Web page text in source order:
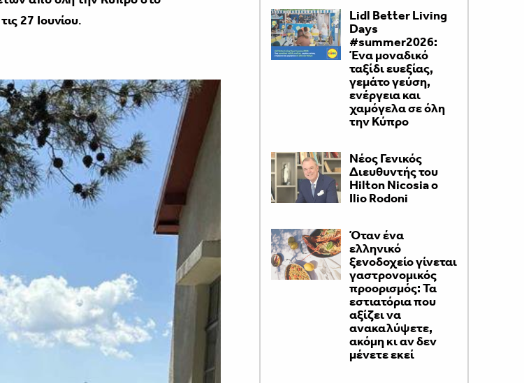
27 Ιουνίου.
Lidl Better Living
Days
#summer2026:
Ένα μοναδικό
ταξίδι ευεξίας,
γεμάτο γεύση,
ενέργεια και
χαμόγελα σε όλη
την Κύπρο
Νέος Γενικός
Διευθυντής του
Hilton Nicosia ο
Ilio Rodoni
Όταν ένα
ελληνικό
ξενοδοχείο γίνεται
γαστρονομικός
προορισμός: Τα
εστιατόρια που
αξίζει να
ανακαλύψετε,
ακόμη κι αν δεν
μένετε εκεί